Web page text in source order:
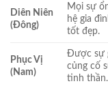
Diên Niên
(Đông)
Mọi sự
hệ gia
tốt đẹp.
Phục Vị
(Nam)
Được sự
củng cố
tinh thần.